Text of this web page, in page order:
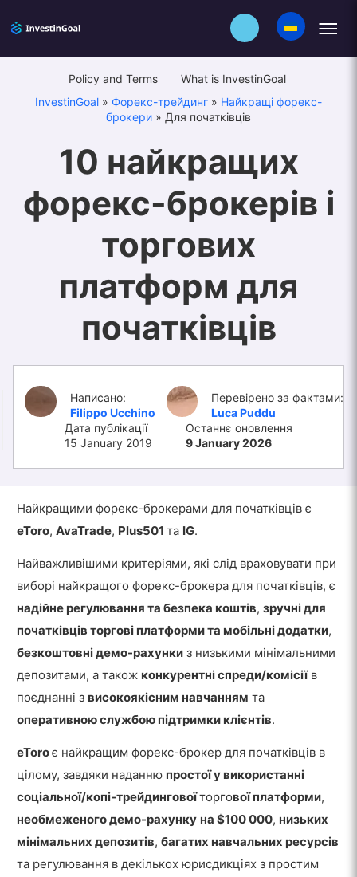
Policy and Terms
What is InvestinGoal
InvestinGoal » Форекс-трейдинг » Найкращі форекс-
брокери » Для початківців
10 найкращих
форекс-брокерів і
торгових
платформ для
початківців
Написано:
Filippo Ucchino
Перевірено за фактами:
Luca Puddu
Дата публікації
15 January 2019
Останнє оновлення
9 January 2026
Найкращими форекс-брокерами для початківців є
eToro,AvaTrade, Plus501та IG.
Найважливішими критеріями, які слід враховувати при
виборі найкращого форекс-брокера для початківців, є
надійне регулювання та безпека коштів,зручні для
початківців торгові платформи та мобільні додатки,
безкоштовні демо-рахунки з низькими мінімальними
депозитами, а також конкурентні спреди/комісіїв
поєднанні з високоякісним навчанням та
оперативною службою підтримки клієнтів.
eToroє найкращим форекс-брокер для початківців в
цілому, завдяки наданню простої у використанні
соціальної/копі-трейдинговоїторгової платформи,
необмеженого демо-рахунку на $100 000, низьких
мінімальних депозитів,багатих навчальних ресурсів
та регулювання в декількох юрисдикціях з простим